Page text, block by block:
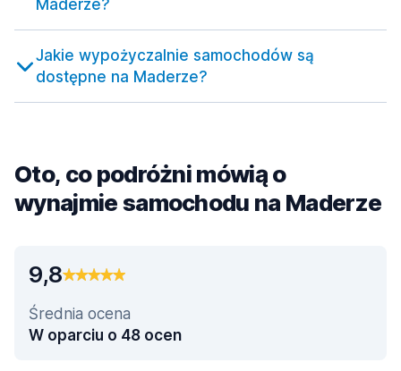
Maderze?
Jakie wypożyczalnie samochodów są
dostępne na Maderze?
Oto, co podróżni mówią o
wynajmie samochodu na Maderze
9,8
Średnia ocena
W oparciu o 48 ocen